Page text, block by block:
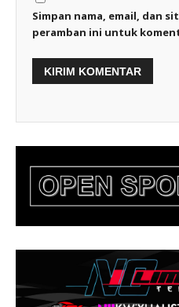
Simpan nama, email, dan
peramban ini untuk